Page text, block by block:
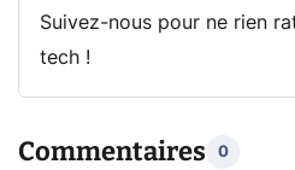
Suivez-nous pour ne rien
tech !
Commentaires 0